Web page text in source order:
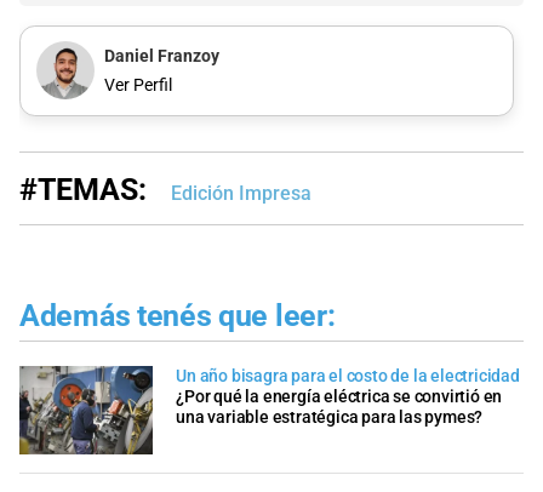
Daniel Franzoy
Ver Perfil
#TEMAS: Edición Impresa
Además tenés que leer:
Un año bisagra para el costo de la electricidad
¿Por qué la energía eléctrica se convirtió en
una variable estratégica para las pymes?